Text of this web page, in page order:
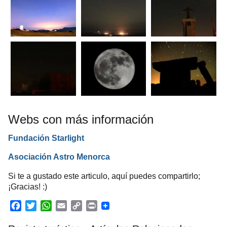
Webs con más información
Fundación Starlight
Asociación Astro Menorca
Si te a gustado este articulo, aquí puedes compartirlo;
¡Gracias! :)
W
C
P